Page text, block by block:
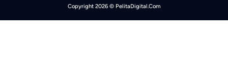
Copyright 2026 © PelitaDigital.Com